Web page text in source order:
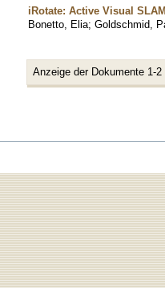
iRotate: Active Visual
Bonetto, Elia; Goldschmid,
Anzeige der Dokumente 1-2